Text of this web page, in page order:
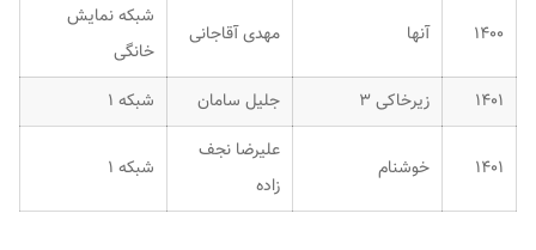
۱۴۰۰ آنها مهدی آقاجانی
شبکه نمایش
خانگی
۱۴۰۱
زیرخاکی ۳ جلیل سامان شبکه ۱
۱۴۰۱ خوشنام
علیرضا نجف
زاده
شبکه ۱